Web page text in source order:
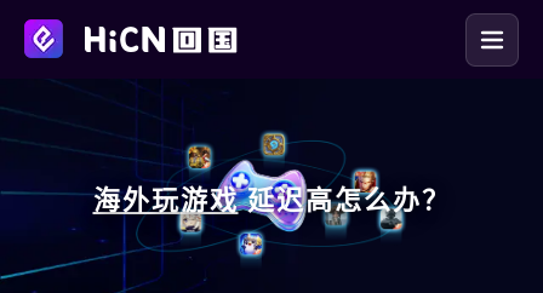
海外玩游戏 延迟高怎么办？